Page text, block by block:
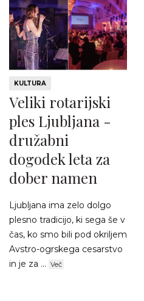
KULTURA
Veliki rotarijski
ples Ljubljana -
družabni
dogodek leta za
dober namen
Ljubljana ima zelo dolgo
plesno tradicijo, ki sega še v
čas, ko smo bili pod okriljem
Avstro-ogrskega cesarstvo
in je za ... Več